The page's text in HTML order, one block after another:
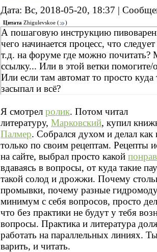
Дата: Вс, 2018-05-20, 18:37 |
Цитата Zhigulevskoe ( )
А пошаговую инструкцию
чего начинается процесс, что
т.д. на форуме где можно
ссылку... Или в этой ветки помогите/
Или если там автомат то просто куда
засыпал и всё?
Я смотрел ролик. Потом читал
литературу, Марковский, купил
Палмер. Собрался духом и делал как
только по своим рецептам. Рецепты
на сайте, выбрал просто какой
вдаваясь в вопросы, от куда такие
такой солод и дрожжи. Почему
промывки, почему разные
минимум с себя вопросов, просто
что без практики не будут у тебя
вопросы. Практика и литература
работать на параллельных линиях.
варить, и читать.